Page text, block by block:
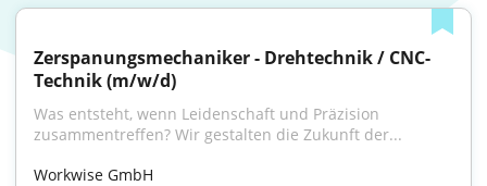
Zerspanungsmechaniker - Drehtechnik / CNC-
Technik (m/w/d)
Was entsteht, wenn Leidenschaft und Präzision
zusammentreffen? Wir gestalten die Zukunft der...
Workwise GmbH